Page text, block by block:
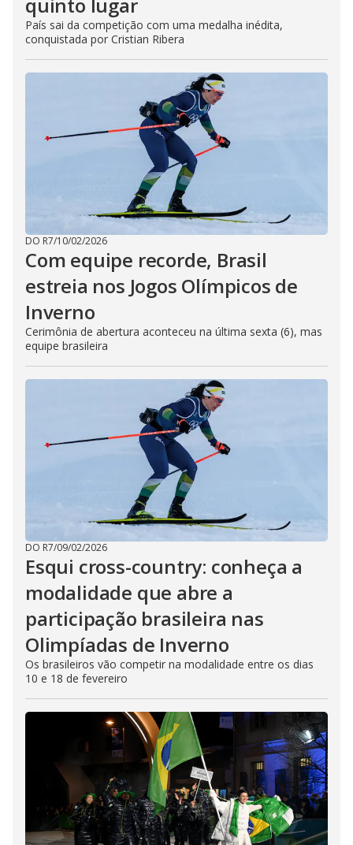
País sai da competição com uma medalha inédita,
conquistada por Cristian Ribera
DO R7/10/02/2026
Com equipe recorde, Brasil
estreia nos Jogos Olímpicos de
Inverno
Cerimônia de abertura aconteceu na última sexta (6), mas
equipe brasileira
DO R7/09/02/2026
Esqui cross-country: conheça a
modalidade que abre a
participação brasileira nas
Olimpíadas de Inverno
Os brasileiros vão competir na modalidade entre os dias
10 e 18 de fevereiro